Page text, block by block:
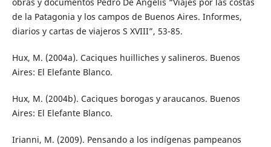
de la Patagonia y los campos de Buenos Aires. Informes,
diarios y cartas de viajeros S XVIII”, 53-85.
Hux, M. (2004a). Caciques huilliches y salineros. Buenos
Aires: El Elefante Blanco.
Hux, M. (2004b). Caciques borogas y araucanos. Buenos
Aires: El Elefante Blanco.
Irianni, M. (2009). Pensando a los indígenas pampeanos